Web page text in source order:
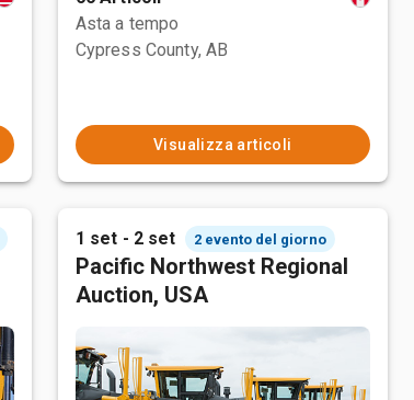
Asta a tempo
Cypress County, AB
Visualizza articoli
1 set - 2 set 2 evento del giorno
Pacific Northwest Regional
Auction, USA